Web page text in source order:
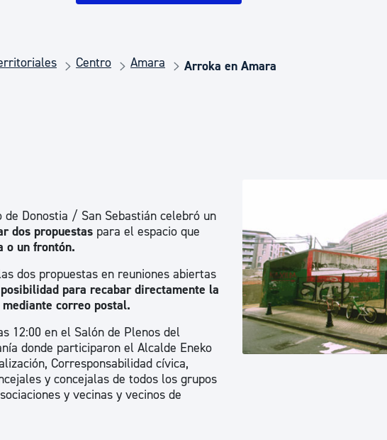
Espacio público, residuos y
Euskera
Cultura
Turismo
Administración municipal
Centro Amara Arroka en Amara
de Donostia / San Sebastián celebró un
dos propuestas para el espacio que
o un frontón.
dos propuestas en reuniones abiertas
para recabar directamente la
correo postal.
12:00 en el Salón de Plenos del
donde participaron el Alcalde Eneko
Corresponsabilidad cívica,
y concejalas de todos los grupos
y vecinas y vecinos de